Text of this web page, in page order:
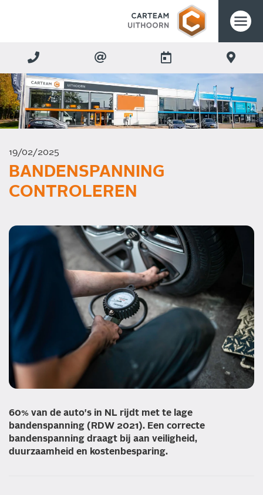
19/02/2025
BANDENSPANNING
CONTROLEREN
60% van de auto's in NL rijdt met te lage
bandenspanning (RDW 2021). Een correcte
bandenspanning draagt bij aan veiligheid,
duurzaamheid en kostenbesparing.